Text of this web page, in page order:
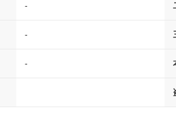
-
-
-